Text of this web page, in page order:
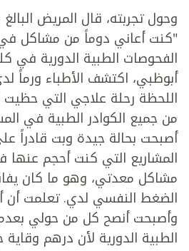
"كنت أعاني دوماً من مشاكل في
الفحوصات الطبية الدورية في
أبوظبي، اكتشف الأطباء ورماً
اللحظة رحلة علاجي التي حظيت
من جميع الكوادر الطبية في
أصبحت بحالة جيدة وبت قادراً
المشاريع التي كنت أحجم
مشاكل معدتي، وهو ما كان
الضغط النفسي لدي. تعلمت أن
وأصبحت أنصح كل من حولي
الطبية الدورية لأن درهم